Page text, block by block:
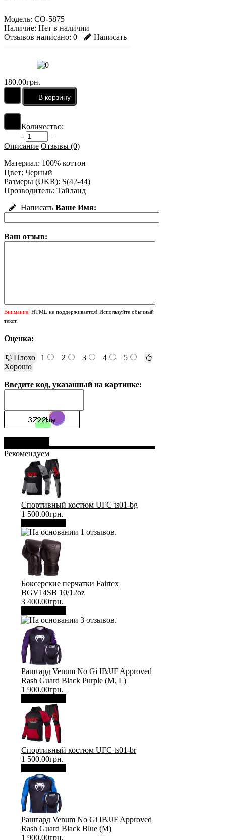
Модель: CO-5875
Наличие: Нет в наличии
Отзывов написано: 0 Написать
180.00грн.
Количество:
-
+
Описание Отзывы (0)
Материал: 100% коттон
Цвет: Черный
Размеры (UKR): S(42-44)
Прозводитель: Тайланд
Написать Ваше Имя:
Ваш отзыв:
Внимание: HTML не поддерживается! Используйте обычный
текст.
Оценка:
Плохо 1 2 3 4
5
Хорошо
Введите код, указанный на картинке:
Рекомендуем
Спортивный костюм UFC ts01-bg
1 500.00грн.
Боксерские перчатки Fairtex
BGV14SB 10/12oz
3 400.00грн.
Рашгард Venum No Gi IBJJF Approved
Rash Guard Black Purple (М, L)
1 900.00грн.
Спортивный костюм UFC ts01-br
1 500.00грн.
Рашгард Venum No Gi IBJJF Approved
Rash Guard Black Blue (М)
1 900.00грн.